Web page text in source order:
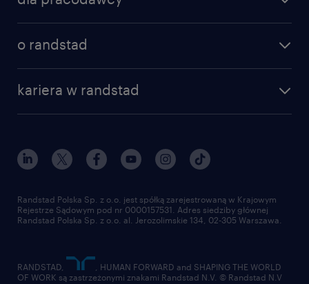
specjalizacje
praca w amazon
o randstad
dla mediów
dla dostawców
kariera w randstad
nasz świat
pracuj w randstad
złóż CV
Randstad Polska Sp. z o.o. jest spółką zarejestrowaną w Krajowym
Rejestrze Sądowym pod nr 0000157531. Adres siedziby głównej
Randstad Polska Sp. z o.o. al. Jerozolimskie 134, 02-305 Warszawa.
RANDSTAD,
, HUMAN FORWARD and SHAPING THE WORLD
OF WORK są zastrzeżonymi znakami Randstad N.V. © Randstad N.V